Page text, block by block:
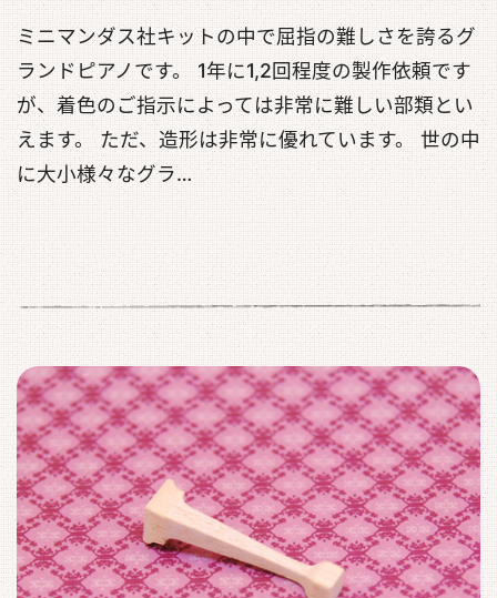
ミニマンダス社キットの中で屈指の難しさを誇るグ
ランドピアノです。 1年に1,2回程度の製作依頼です
が、着色のご指示によっては非常に難しい部類とい
えます。 ただ、造形は非常に優れています。 世の中
に大小様々なグラ…